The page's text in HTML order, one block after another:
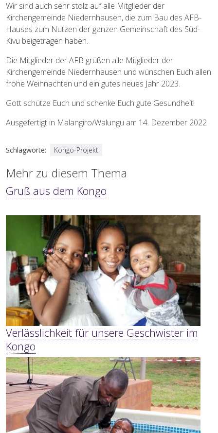
Wir sind auch sehr stolz auf alle Mitglieder der
Kirchengemeinde Niedernhausen, die zum Bau des AFB-
Hauses zum Nutzen der ganzen Gemeinschaft des Süd-
Kivu beigetragen haben.
Die Mitglieder der AFB grüßen alle Mitglieder der
Kirchengemeinde Niedernhausen und wünschen Euch allen
frohe Weihnachten und ein gutes neues Jahr 2023.
Gott schütze Euch und schenke Euch gute Gesundheit!
Ausgefertigt in Malangiro/Walungu am 14. Dezember 2022
Schlagworte Kongo-Projekt
Mehr zu diesem Thema
Gruß aus dem Kongo
Verlässlichkeit für unsere Geschwister im
Kongo